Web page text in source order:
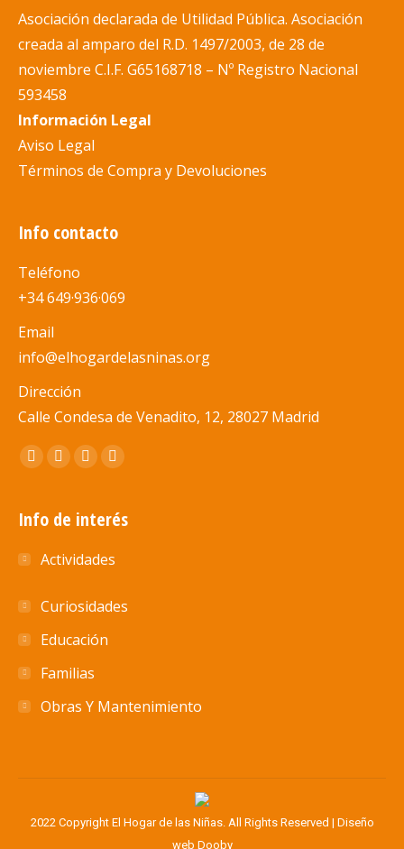
Asociación declarada de Utilidad Pública. Asociación
creada al amparo del R.D. 1497/2003, de 28 de
noviembre C.I.F. G65168718 – Nº Registro Nacional
593458
Información Legal
Aviso Legal
Términos de Compra y Devoluciones
Info contacto
Teléfono
+34 649·936·069
Email
info@elhogardelasninas.org
Dirección
Calle Condesa de Venadito, 12, 28027 Madrid
Encuéntranos en:
Abrir
en
nueva
Abrir
en
nueva
Abrir
en
nueva
Abrir
en
nueva
Info de interés
Actividades
Curiosidades
Educación
Familias
Obras Y Mantenimiento
2022 Copyright El Hogar de las Niñas. All Rights Reserved | Diseño
web Dooby